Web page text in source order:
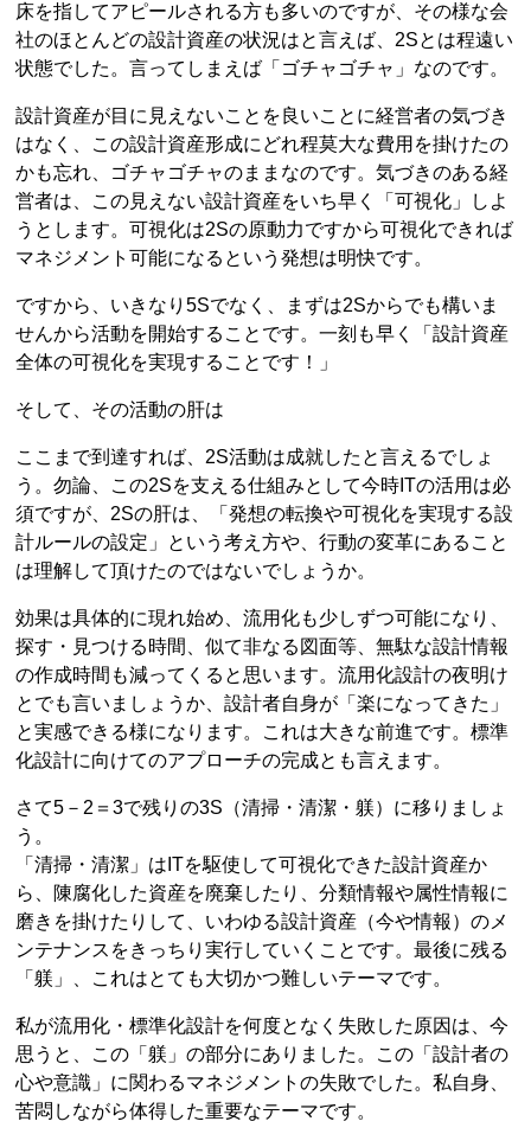
床を指してアピールされる方も多いのですが、その様な会
社のほとんどの設計資産の状況はと言えば、2Sとは程遠い
状態でした。言ってしまえば「ゴチャゴチャ」なのです。
設計資産が目に見えないことを良いことに経営者の気づき
はなく、この設計資産形成にどれ程莫大な費用を掛けたの
かも忘れ、ゴチャゴチャのままなのです。気づきのある経
営者は、この見えない設計資産をいち早く「可視化」しよ
うとします。可視化は2Sの原動力ですから可視化できれば
マネジメント可能になるという発想は明快です。
ですから、いきなり5Sでなく、まずは2Sからでも構いま
せんから活動を開始することです。一刻も早く「設計資産
全体の可視化を実現することです！」
そして、その活動の肝は
ここまで到達すれば、2S活動は成就したと言えるでしょ
う。勿論、この2Sを支える仕組みとして今時ITの活用は必
須ですが、2Sの肝は、「発想の転換や可視化を実現する設
計ルールの設定」という考え方や、行動の変革にあること
は理解して頂けたのではないでしょうか。
効果は具体的に現れ始め、流用化も少しずつ可能になり、
探す・見つける時間、似て非なる図面等、無駄な設計情報
の作成時間も減ってくると思います。流用化設計の夜明け
とでも言いましょうか、設計者自身が「楽になってきた」
と実感できる様になります。これは大きな前進です。標準
化設計に向けてのアプローチの完成とも言えます。
さて5－2＝3で残りの3S（清掃・清潔・躾）に移りましょ
う。
「清掃・清潔」はITを駆使して可視化できた設計資産か
ら、陳腐化した資産を廃棄したり、分類情報や属性情報に
磨きを掛けたりして、いわゆる設計資産（今や情報）のメ
ンテナンスをきっちり実行していくことです。最後に残る
「躾」、これはとても大切かつ難しいテーマです。
私が流用化・標準化設計を何度となく失敗した原因は、今
思うと、この「躾」の部分にありました。この「設計者の
心や意識」に関わるマネジメントの失敗でした。私自身、
苦悶しながら体得した重要なテーマです。